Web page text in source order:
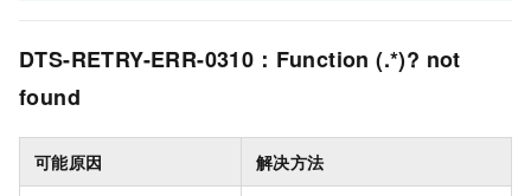
DTS-RETRY-ERR-0310：Function (.*)? not
found
可能原因 解决方法